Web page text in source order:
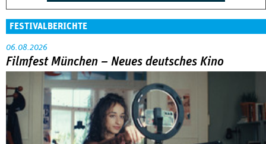
FESTIVALBERICHTE
06.08.2026
Filmfest München – Neues deutsches Kino